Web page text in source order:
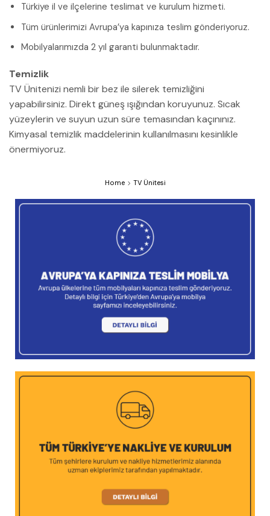
Türkiye il ve ilçelerine teslimat ve kurulum hizmeti.
Tüm ürünlerimizi Avrupa’ya kapınıza teslim gönderiyoruz.
Mobilyalarımızda 2 yıl garanti bulunmaktadır.
Temizlik
TV Ünitenizi nemli bir bez ile silerek temizliğini
yapabilirsiniz. Direkt güneş ışığından koruyunuz. Sıcak
yüzeylerin ve suyun uzun süre temasından kaçınınız.
Kimyasal temizlik maddelerinin kullanılmasını kesinlikle
önermiyoruz.
Home TV Ünitesi